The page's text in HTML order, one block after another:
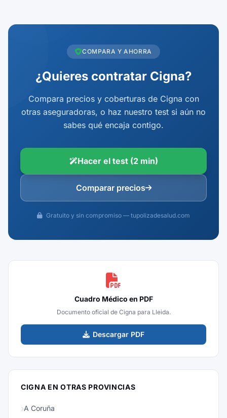
COMPARA Y AHORRA
¿Quieres contratar Cigna?
Compara precios y coberturas de Cigna con
otras aseguradoras, o haz nuestro test si aún no
sabes qué encaja contigo.
Hacer el test (2 min)
Comparar precios
Gratuito y sin compromiso — tupolizadesalud.com
Cuadro Médico en PDF
Documento oficial de Cigna para Lleida.
Descargar PDF
CIGNA EN OTRAS PROVINCIAS
A Coruña